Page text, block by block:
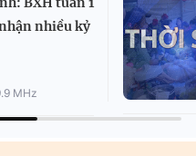
nhiều kỷ
MHz